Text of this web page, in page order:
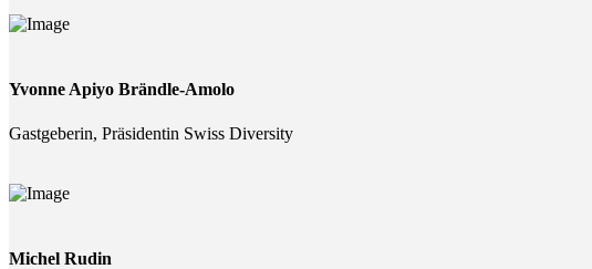
Yvonne Apiyo Brändle-Amolo
Gastgeberin, Präsidentin Swiss Diversity
Michel Rudin